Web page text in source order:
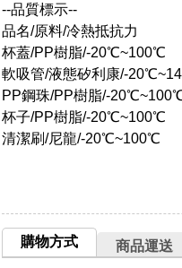
--品質標示--
品名/原料/冷熱抵抗力
杯蓋/PP樹脂/-20℃~100℃
軟吸管/液態矽利康/-
PP鋼珠/PP樹脂/-
杯子/PP樹脂/-20℃~100℃
清潔刷/尼龍/-20℃~100℃
購物方式 商品運送